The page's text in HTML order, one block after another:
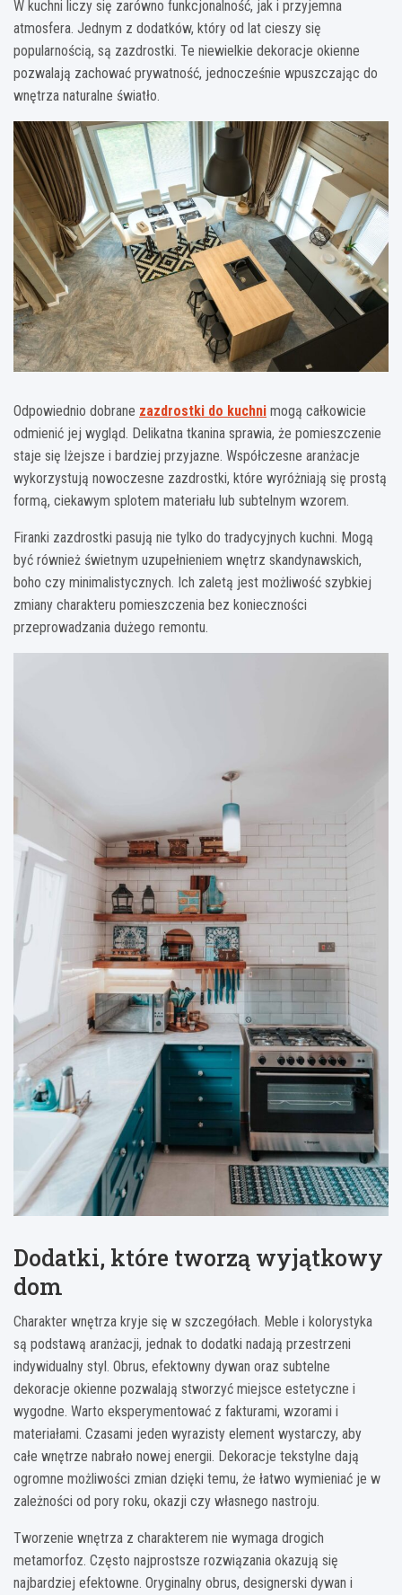
W kuchni liczy się zarówno funkcjonalność, jak i przyjemna
atmosfera. Jednym z dodatków, który od lat cieszy się
popularnością, są zazdrostki. Te niewielkie dekoracje okienne
pozwalają zachować prywatność, jednocześnie wpuszczając do
wnętrza naturalne światło.
Odpowiednio dobrane zazdrostki do kuchni mogą całkowicie
odmienić jej wygląd. Delikatna tkanina sprawia, że pomieszczenie
staje się lżejsze i bardziej przyjazne. Współczesne aranżacje
wykorzystują nowoczesne zazdrostki, które wyróżniają się prostą
formą, ciekawym splotem materiału lub subtelnym wzorem.
Firanki zazdrostki pasują nie tylko do tradycyjnych kuchni. Mogą
być również świetnym uzupełnieniem wnętrz skandynawskich,
boho czy minimalistycznych. Ich zaletą jest możliwość szybkiej
zmiany charakteru pomieszczenia bez konieczności
przeprowadzania dużego remontu.
Dodatki, które tworzą wyjątkowy
dom
Charakter wnętrza kryje się w szczegółach. Meble i kolorystyka
są podstawą aranżacji, jednak to dodatki nadają przestrzeni
indywidualny styl. Obrus, efektowny dywan oraz subtelne
dekoracje okienne pozwalają stworzyć miejsce estetyczne i
wygodne. Warto eksperymentować z fakturami, wzorami i
materiałami. Czasami jeden wyrazisty element wystarczy, aby
całe wnętrze nabrało nowej energii. Dekoracje tekstylne dają
ogromne możliwości zmian dzięki temu, że łatwo wymieniać je w
zależności od pory roku, okazji czy własnego nastroju.
Tworzenie wnętrza z charakterem nie wymaga drogich
metamorfoz. Często najprostsze rozwiązania okazują się
najbardziej efektowne. Oryginalny obrus, designerski dywan i